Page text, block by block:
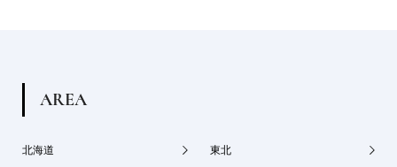
AREA
北海道 東北